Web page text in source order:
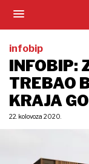
infobip
INFOBIP:
TREBAO
KRAJA
22. kolovoza 2020.